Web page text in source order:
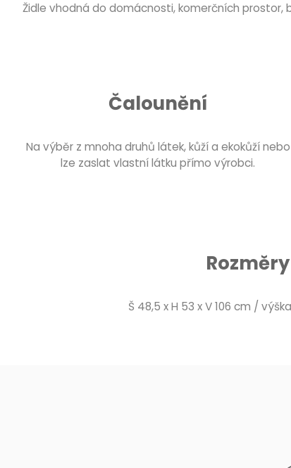
Židle vhodná do domácnosti, komerčních prostor,
Čalounění
Na výběr z mnoha druhů látek, kůží a ekokůží nebo
lze zaslat vlastní látku přímo výrobci.
Rozměry
Š 48,5 x H 53 x V 106 cm /